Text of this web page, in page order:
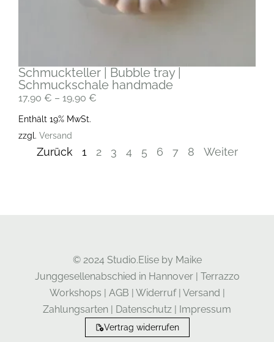
Schmuckteller | Bubble tray |
Schmuckschale handmade
17,90 € – 19,90 €
Enthält 19% MwSt.
zzgl. Versand
Zurück 1 2 3 4 5 6 7 8 Weiter
© 2024 Studio.Elise by Maike
Junggesellenabschied in Hannover| Terrazzo
Workshops | AGB | Widerruf| Versand |
Zahlungsarten | Datenschutz | Impressum
Vertrag widerrufen